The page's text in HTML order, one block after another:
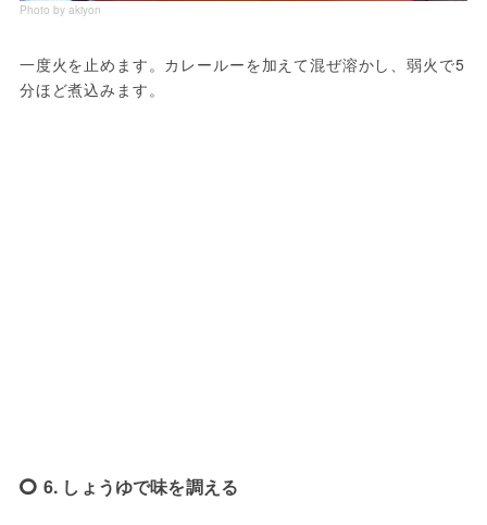
Photo by akiyon
一度火を止めます。カレールーを加えて混ぜ溶かし、弱火で5
分ほど煮込みます。
6. しょうゆで味を調える